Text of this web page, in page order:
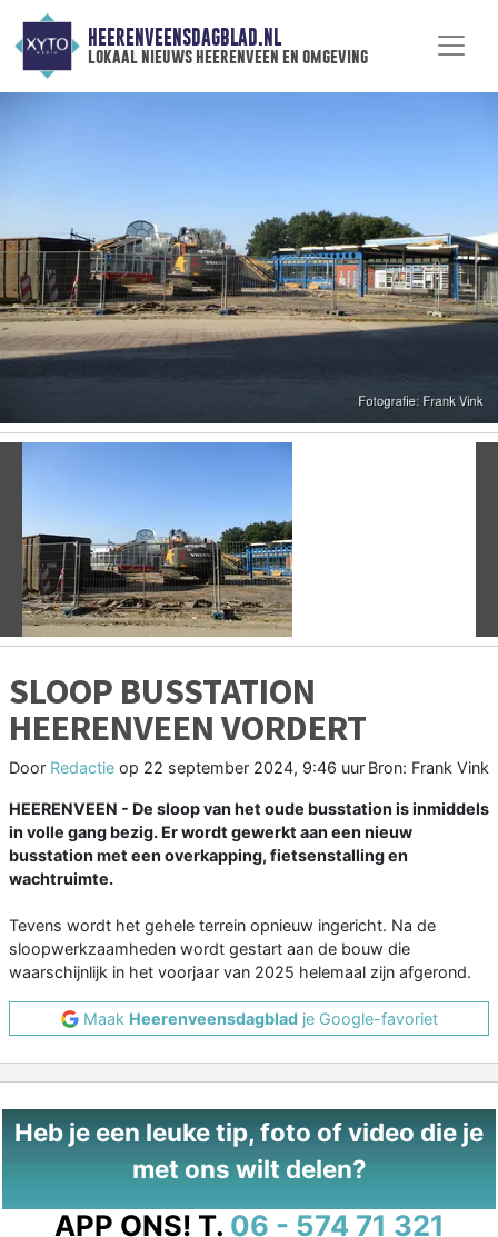
HEERENVEENSDAGBLAD.NL
lokaal nieuws heerenveen en omgeving
Vorige
SLOOP BUSSTATION
HEERENVEEN VORDERT
Door Redactie op 22 september 2024, 9:46 uur Bron: Frank Vink
HEERENVEEN - De sloop van het oude busstation is inmiddels
in volle gang bezig. Er wordt gewerkt aan een nieuw
busstation met een overkapping, fietsenstalling en
wachtruimte.
Tevens wordt het gehele terrein opnieuw ingericht. Na de
sloopwerkzaamheden wordt gestart aan de bouw die
waarschijnlijk in het voorjaar van 2025 helemaal zijn afgerond.
Maak Heerenveensdagbladje Google-favoriet
Heb je een leuke tip, foto of video die je
met ons wilt delen?
APP ONS! T. 06 - 574 71 321